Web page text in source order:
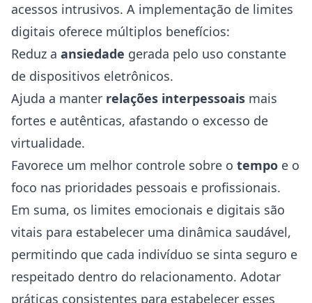
acessos intrusivos. A implementação de limites
digitais oferece múltiplos benefícios:
Reduz a ansiedade gerada pelo uso constante
de dispositivos eletrônicos.
Ajuda a manter relações interpessoais mais
fortes e autênticas, afastando o excesso de
virtualidade.
Favorece um melhor controle sobre o tempo e o
foco nas prioridades pessoais e profissionais.
Em suma, os limites emocionais e digitais são
vitais para estabelecer uma dinâmica saudável,
permitindo que cada indivíduo se sinta seguro e
respeitado dentro do relacionamento. Adotar
práticas consistentes para estabelecer esses